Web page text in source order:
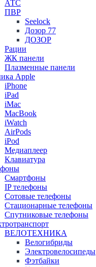
АТС
ПВР
Seelock
Дозор 77
ДОЗОР
Рации
ЖК панели
Плазменные панели
Apple
iPhone
iPad
iMac
MacBook
iWatch
AirPods
iPod
Медиаплеер
Клавиатура
Смартфоны
IP телефоны
Сотовые телефоны
Стационарные телефоны
Cпутниковые телефоны
ВЕЛОТЕХНИКА
Велогибриды
Электровелосипеды
Фэтбайки